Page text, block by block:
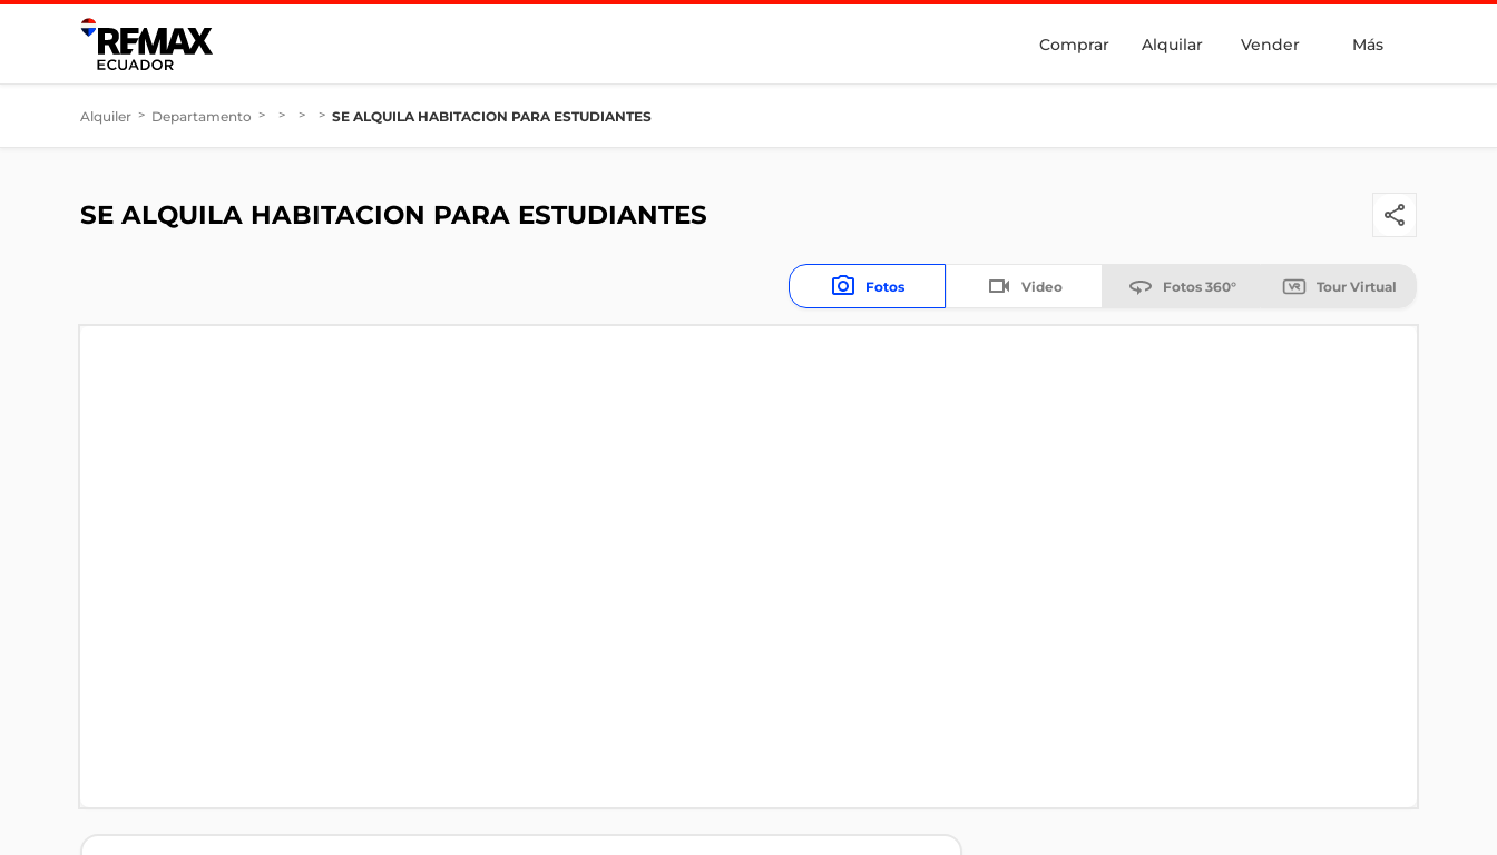
Comprar Alquilar Vender Más
Alquiler > Departamento > > > > SE ALQUILA HABITACION PARA ESTUDIANTES
SE ALQUILA HABITACION PARA ESTUDIANTES
Fotos Video Fotos 360° Tour Virtual